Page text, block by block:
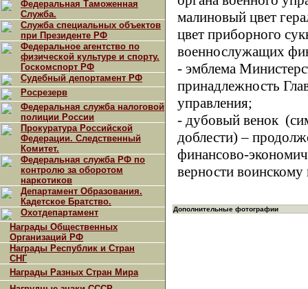
Федеральная Таможенная
Служба.
Служба специальных объектов
при Президенте РФ
Федеральное агентство по
физической культуре и спорту.
Госкомспорт РФ
Судебный депортамент РФ
Росрезерв
Федеральная служба налоговой
полиции России
Прокуратура Российской
Федерации. Следственный
Комитет.
Федеральная служба РФ по
контролю за оборотом
наркотиков
Департамент Образования.
Кадетское Братство.
Охотдепартамент
Награды Общественных
Организаций РФ
Награды Республик и Стран
СНГ
Награды Разных Стран Мира
малиновый цвет
цвет приборного
военнослужащих
- эмблема
принадлежность
управления;
- дубовый венок
доблести) –
финансово-
верности
Дополнительные фотографии